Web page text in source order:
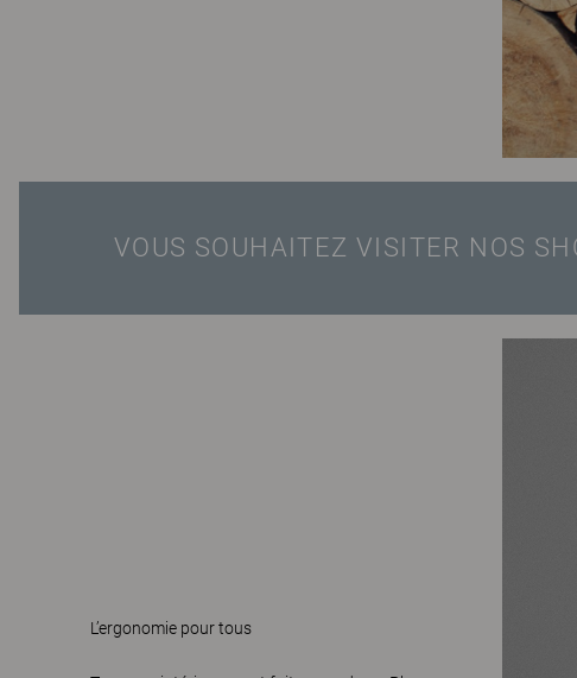
VOUS SOUHAITEZ VISITER NOS
L’ergonomie pour tous